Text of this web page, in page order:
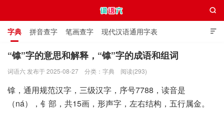

字典 拼音查字 笔画查字 现代汉语通用字表
通用规范汉字表 叠字大全 独体字大全 极简英语词典

“镎”字的意思和解释，“镎”字的成语和组词
词语六 发布于 2025-08-27 分类： 字典 阅读(293)
镎，通用规范汉字，三级汉字，序号7788，读音是
（ná），钅部，共15画，形声字，左右结构，五行属金。